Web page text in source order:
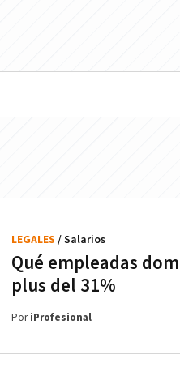
Qué empleadas
plus del 31%
LEGALES / Salarios
PoriProfesional